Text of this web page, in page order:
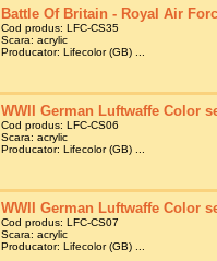
Battle Of Britain - Royal Air
Cod produs: LFC-CS35
Scara: acrylic
Producator: Lifecolor (GB) ...
WWII German Luftwaffe Color
Cod produs: LFC-CS06
Scara: acrylic
Producator: Lifecolor (GB) ...
WWII German Luftwaffe Color
Cod produs: LFC-CS07
Scara: acrylic
Producator: Lifecolor (GB) ...